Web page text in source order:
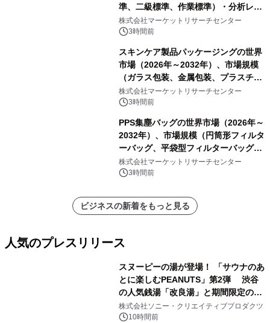
準、二級標準、作業標準）・分析レポ
ートを発表
株式会社マーケットリサーチセンター
3時間前
スキンケア製品パッケージングの世界
市場（2026年～2032年）、市場規模
（ガラス包装、金属包装、プラスチッ
ク包装、その他）・分析レポートを発
表
株式会社マーケットリサーチセンター
3時間前
PPS集塵バッグの世界市場（2026年～
2032年）、市場規模（円筒形フィルタ
ーバッグ、平袋型フィルターバッグ、
プリーツフィルターバッグ、その
他）・分析レポートを発表
株式会社マーケットリサーチセンター
3時間前
ビジネスの新着をもっと見る
人気のプレスリリース
スヌーピーの湯が登場！ 「サウナのあ
とに楽しむPEANUTS」第2弾 渋谷
の人気銭湯「改良湯」と期間限定のコ
ラボレーション サウナイキタイコラ
ボグッズも発売決定！
株式会社ソニー・クリエイティブプロダクツ
10時間前